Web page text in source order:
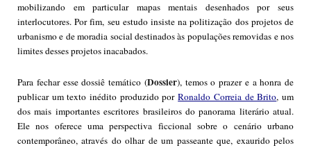
mobilizando em particular mapas mentais desenhados por seus
interlocutores. Por fim, seu estudo insiste na politização dos projetos de
urbanismo e de moradia social destinados às populações removidas e nos
limites desses projetos inacabados.
Para fechar esse dossiê temático (Dossier), temos o prazer e a honra de
publicar um texto inédito produzido porRonaldo Correia de Brito, um
dos mais importantes escritores brasileiros do panorama literário atual.
Ele nos oferece uma perspectiva ficcional sobre o cenário urbano
contemporâneo, através do olhar de um passeante que, exaurido pelos